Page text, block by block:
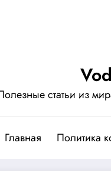
статьи из
Главная Политика